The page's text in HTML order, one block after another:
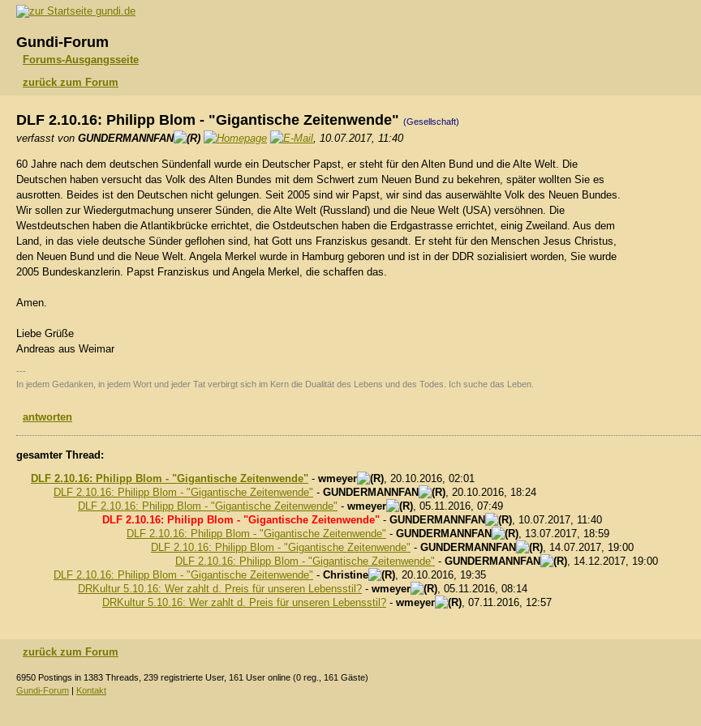
gundi.de
Gundi-Forum
Forums-Ausgangsseite
zurück zum Forum
DLF 2.10.16: Philipp Blom - "Gigantische Zeitenwende" (Gesellschaft)
verfasst von GUNDERMANNFAN , 10.07.2017, 11:40
60 Jahre nach dem deutschen Sündenfall wurde ein Deutscher Papst, er steht für den Alten Bund und die Alte Welt. Die
Deutschen haben versucht das Volk des Alten Bundes mit dem Schwert zum Neuen Bund zu bekehren, später wollten Sie es
ausrotten. Beides ist den Deutschen nicht gelungen. Seit 2005 sind wir Papst, wir sind das auserwählte Volk des Neuen Bundes.
Wir sollen zur Wiedergutmachung unserer Sünden, die Alte Welt (Russland) und die Neue Welt (USA) versöhnen. Die
Westdeutschen haben die Atlantikbrücke errichtet, die Ostdeutschen haben die Erdgastrasse errichtet, einig Zweiland. Aus dem
Land, in das viele deutsche Sünder geflohen sind, hat Gott uns Franziskus gesandt. Er steht für den Menschen Jesus Christus,
den Neuen Bund und die Neue Welt. Angela Merkel wurde in Hamburg geboren und ist in der DDR sozialisiert worden, Sie wurde
2005 Bundeskanzlerin. Papst Franziskus und Angela Merkel, die schaffen das.
Amen.
Liebe Grüße
Andreas aus Weimar
---
In jedem Gedanken, in jedem Wort und jeder Tat verbirgt sich im Kern die Dualität des Lebens und des Todes. Ich suche das Leben.
antworten
gesamter Thread:
DLF 2.10.16: Philipp Blom - "Gigantische Zeitenwende" - wmeyer
, 20.10.2016, 02:01
DLF 2.10.16: Philipp Blom - "Gigantische Zeitenwende" - GUNDERMANNFAN
, 20.10.2016, 18:24
DLF 2.10.16: Philipp Blom - "Gigantische Zeitenwende" - wmeyer
, 05.11.2016, 07:49
DLF 2.10.16: Philipp Blom - "Gigantische Zeitenwende" - GUNDERMANNFAN
, 10.07.2017, 11:40
DLF 2.10.16: Philipp Blom - "Gigantische Zeitenwende" - GUNDERMANNFAN
, 13.07.2017, 18:59
DLF 2.10.16: Philipp Blom - "Gigantische Zeitenwende" - GUNDERMANNFAN
, 14.07.2017, 19:00
DLF 2.10.16: Philipp Blom - "Gigantische Zeitenwende" - GUNDERMANNFAN
, 14.12.2017, 19:00
DLF 2.10.16: Philipp Blom - "Gigantische Zeitenwende" - Christine
, 20.10.2016, 19:35
DRKultur 5.10.16: Wer zahlt d. Preis für unseren Lebensstil? - wmeyer
, 05.11.2016, 08:14
DRKultur 5.10.16: Wer zahlt d. Preis für unseren Lebensstil? - wmeyer , 07.11.2016, 12:57
zurück zum Forum
6950 Postings in 1383 Threads, 239 registrierte User, 161 User online (0 reg., 161 Gäste)
Gundi-Forum | Kontakt